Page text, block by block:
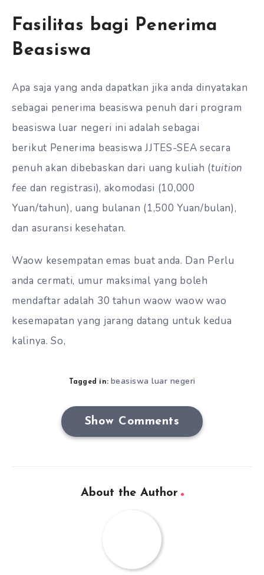
Fasilitas bagi Penerima
Beasiswa
Apa saja yang anda dapatkan jika anda dinyatakan
sebagai penerima beasiswa penuh dari program
beasiswa luar negeri ini adalah sebagai
berikut Penerima beasiswa JJTES-SEA secara
penuh akan dibebaskan dari uang kuliah (tuition
fee dan registrasi), akomodasi (10,000
Yuan/tahun), uang bulanan (1,500 Yuan/bulan),
dan asuransi kesehatan.
Waow kesempatan emas buat anda. Dan Perlu
anda cermati, umur maksimal yang boleh
mendaftar adalah 30 tahun waow waow wao
kesemapatan yang jarang datang untuk kedua
kalinya. So,
Tagged in: beasiswa luar negeri
Show Comments
About the Author